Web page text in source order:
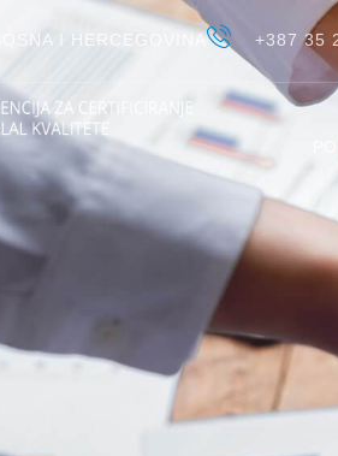
I HERCEGOVINA +387 35